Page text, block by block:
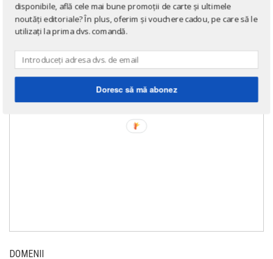
DOMENII
disponibile, află cele mai bune promoții de carte și ultimele
noutăți editoriale? În plus, oferim și vouchere cadou, pe care să le
utilizați la prima dvs. comandă.
Doresc să mă abonez